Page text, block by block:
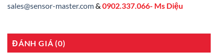
sales@sensor-master.com& 0902.337.066- Ms Diệu
ĐÁNH GIÁ (0)